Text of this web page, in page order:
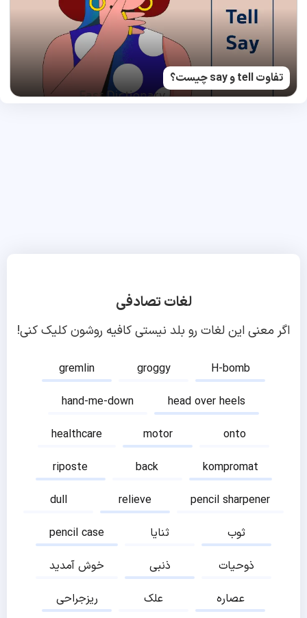
تفاوت tell و say چیست؟
لغات تصادفی
اگر معنی این لغات رو بلد نیستی کافیه روشون کلیک کنی!
gremlin groggy
H-bomb
hand-me-down
head over heels
healthcare
motor
onto
riposte
back
kompromat
dull
relieve
pencil sharpener
pencil case
ثنایا
ثوب
خوش آمدید
ذنبی
ذوحیات
ریزجراحی
علک
عصاره